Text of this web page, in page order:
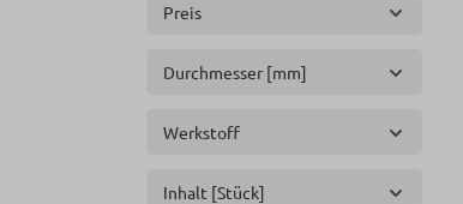
Preis
Durchmesser [mm]
Werkstoff
Inhalt [Stück]